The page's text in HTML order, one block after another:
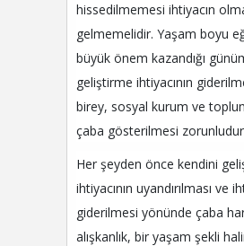
hissedilmemesi ihtiyacın
gelmemelidir. Yaşam boyu
büyük önem kazandığı
geliştirme ihtiyacının
birey, sosyal kurum ve
çaba gösterilmesi
Her şeyden önce kendini
ihtiyacının uyandırılması ve
giderilmesi yönünde çaba
alışkanlık, bir yaşam şekli